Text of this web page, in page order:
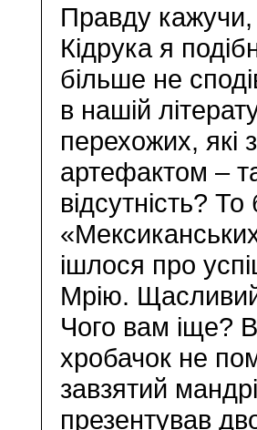
Правду
Кідрука я
більше не
в нашій
перехожих, які
артефактом –
відсутність?
ішлося про
Мрію. Щасливий
Чого вам іще?
хробачок не
завзятий
презентував